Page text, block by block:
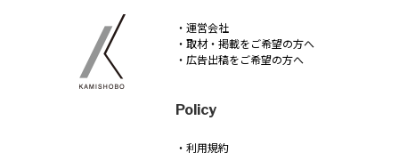
・運営会社
・取材・掲載をご希望の方へ
・広告出稿をご希望の方へ
Policy
・利用規約